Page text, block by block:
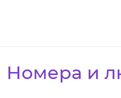
Номера и